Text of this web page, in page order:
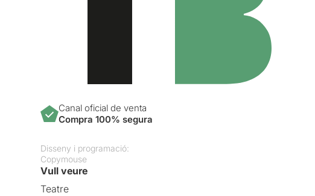
Canal oficial de venta
Compra 100% segura
Disseny i programació:
Copymouse
Vull veure
Teatre